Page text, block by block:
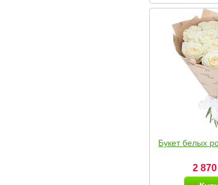
Букет белых
2 870